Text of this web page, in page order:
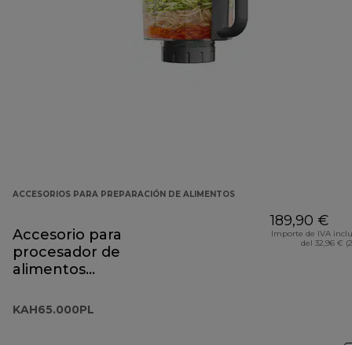
ACCESORIOS PARA PREPARACIÓN DE ALIMENTOS
Accesorio para
procesador de
alimentos
KAH65.000PL
189,90 €
Importe de IVA
del 32,96 €